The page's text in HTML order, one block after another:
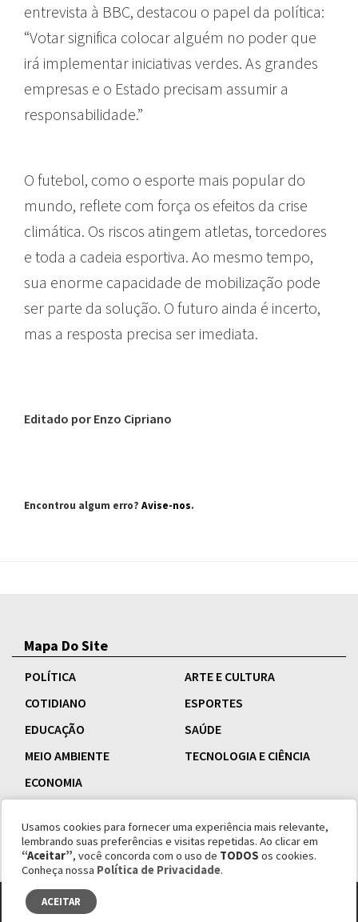
entrevista à BBC, destacou o papel da política:
“Votar significa colocar alguém no poder que
irá implementar iniciativas verdes. As grandes
empresas e o Estado precisam assumir a
responsabilidade.”
O futebol, como o esporte mais popular do
mundo, reflete com força os efeitos da crise
climática. Os riscos atingem atletas, torcedores
e toda a cadeia esportiva. Ao mesmo tempo,
sua enorme capacidade de mobilização pode
ser parte da solução. O futuro ainda é incerto,
mas a resposta precisa ser imediata.
Editado por Enzo Cipriano
Encontrou algum erro? Avise-nos.
Mapa Do Site
POLÍTICA
ARTE E CULTURA
COTIDIANO
ESPORTES
EDUCAÇÃO
SAÚDE
MEIO AMBIENTE
TECNOLOGIA E CIÊNCIA
ECONOMIA
© copyright 1995 - 2026 Revista Esquinas.
Usamos cookies para fornecer uma experiência mais relevante,
lembrando suas preferências e visitas repetidas. Ao clicar em
“Aceitar”, você concorda com o uso de TODOS os cookies.
Conheça nossa Política de Privacidade.
ACEITAR